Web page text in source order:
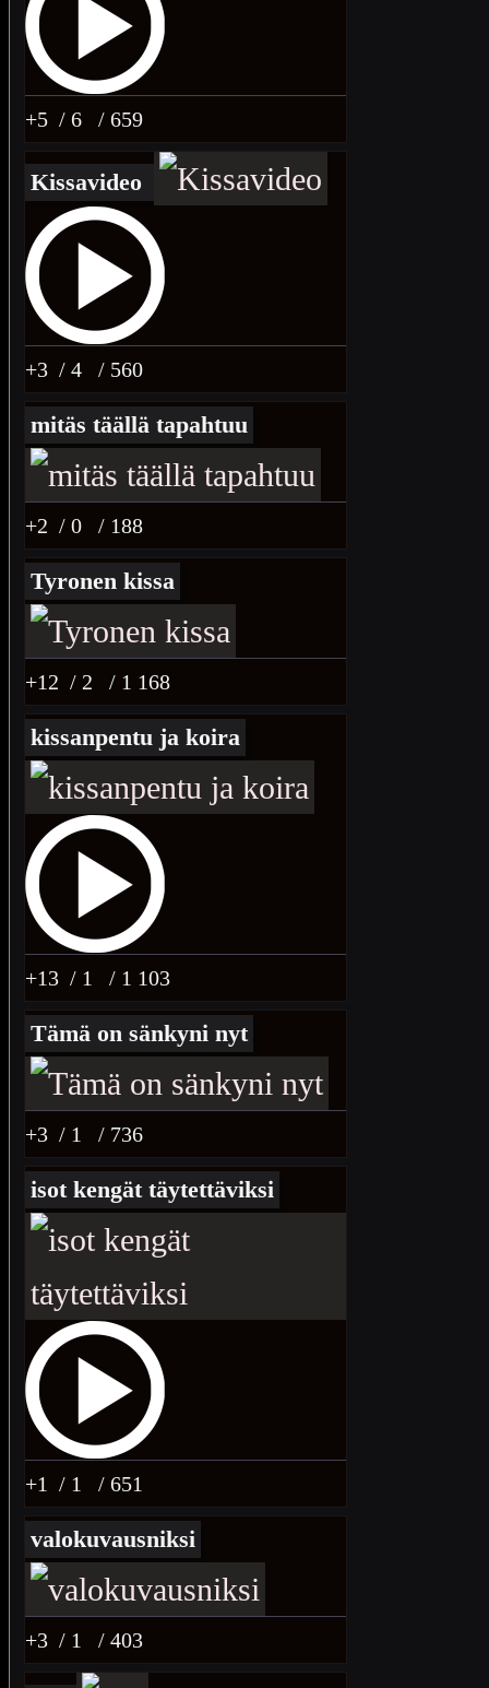
+5 / 6 / 659
Kissavideo
+3 / 4 / 560
mitäs täällä tapahtuu
+2 / 0 / 188
Tyronen kissa
+12 / 2 / 1 168
kissanpentu ja koira
+13 / 1 / 1 103
Tämä on sänkyni nyt
+3 / 1 / 736
isot kengät täytettäviksi
+1 / 1 / 651
valokuvausniksi
+3 / 1 / 403